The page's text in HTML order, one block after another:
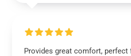
Provides great comfort, perfect